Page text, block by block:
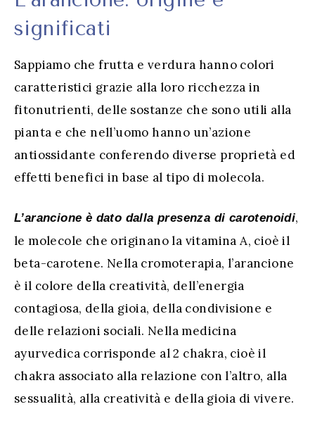
significati
Sappiamo che frutta e verdura hanno colori
caratteristici grazie alla loro ricchezza in
fitonutrienti, delle sostanze che sono utili alla
pianta e che nell’uomo hanno un’azione
antiossidante conferendo diverse proprietà ed
effetti benefici in base al tipo di molecola.
L’arancione è dato dalla presenza di carotenoidi,
le molecole che originano la vitamina A, cioè il
beta-carotene. Nella cromoterapia, l’arancione
è il colore della creatività, dell’energia
contagiosa, della gioia, della condivisione e
delle relazioni sociali. Nella medicina
ayurvedica corrisponde al 2 chakra, cioè il
chakra associato alla relazione con l’altro, alla
sessualità, alla creatività e della gioia di vivere.